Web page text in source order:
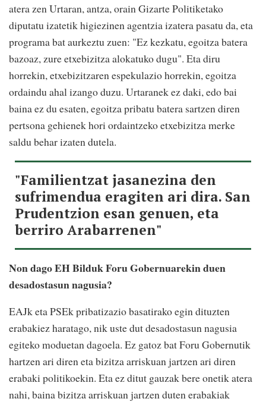
atera zen Urtaran, antza, orain Gizarte Politiketako
diputatu izatetik higiezinen agentzia izatera pasatu da, eta
programa bat aurkeztu zuen: "Ez kezkatu, egoitza batera
bazoaz, zure etxebizitza alokatuko dugu". Eta diru
horrekin, etxebizitzaren espekulazio horrekin, egoitza
ordaindu ahal izango duzu. Urtaranek ez daki, edo bai
baina ez du esaten, egoitza pribatu batera sartzen diren
pertsona gehienek hori ordaintzeko etxebizitza merke
saldu behar izaten dutela.
"Familientzat jasanezina den
sufrimendua eragiten ari dira. San
Prudentzion esan genuen, eta
berriro Arabarrenen"
Non dago EH Bilduk Foru Gobernuarekin duen
desadostasun nagusia?
EAJk eta PSEk pribatizazio basatirako egin dituzten
erabakiez haratago, nik uste dut desadostasun nagusia
egiteko moduetan dagoela. Ez gatoz bat Foru Gobernutik
hartzen ari diren eta bizitza arriskuan jartzen ari diren
erabaki politikoekin. Eta ez ditut gauzak bere onetik atera
nahi, baina bizitza arriskuan jartzen duten erabakiak